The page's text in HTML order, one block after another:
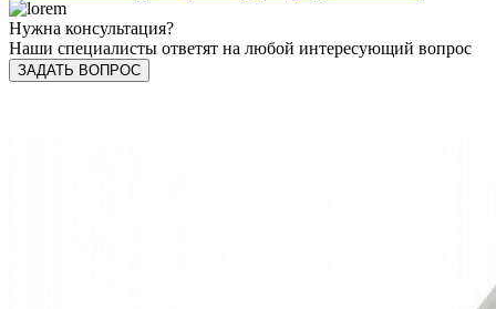
Нужна консультация?
Наши специалисты ответят на любой интересующий вопрос
ЗАДАТЬ ВОПРОС